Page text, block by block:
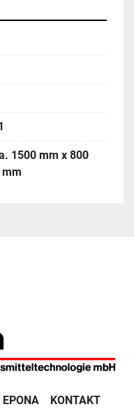
1500 mm x 800
EPONA KONTAKT